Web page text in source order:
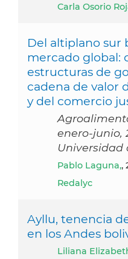
Carla Osorio
Del altiplano sur
mercado global:
estructuras de
cadena de valor
y del comercio
enero-junio,
Universidad
Pablo Laguna,,
Redalyc
Ayllu, tenencia
en los Andes
Liliana